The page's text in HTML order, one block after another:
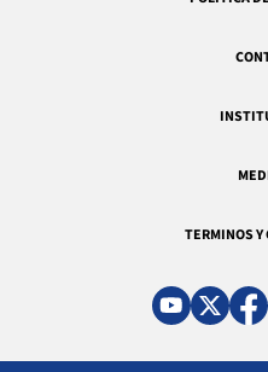
TERMINOS